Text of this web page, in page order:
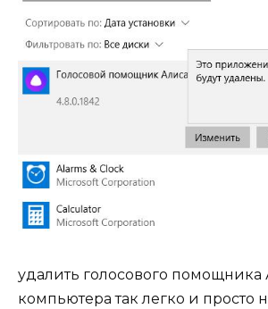
удалить голосового помощника
компьютера так легко и просто